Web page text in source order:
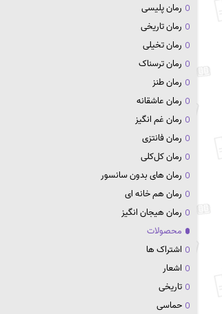
رمان پلیسی
رمان تاریخی
رمان تخیلی
رمان ترسناک
رمان طنز
رمان عاشقانه
رمان غم انگیز
رمان فانتزی
رمان کل‌کلی
رمان های بدون سانسور
رمان هم خانه ای
رمان هیجان انگیز
محصولات
اشتراک ها
اشعار
تاریخی
حماسی